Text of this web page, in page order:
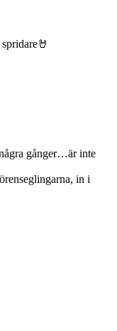
gånger…är inte
in i